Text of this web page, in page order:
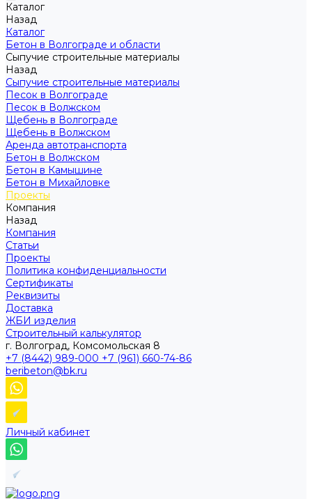
Каталог
Назад
Каталог
Бетон в Волгограде и области
Сыпучие строительные материалы
Назад
Сыпучие строительные материалы
Песок в Волгограде
Песок в Волжском
Щебень в Волгограде
Щебень в Волжском
Аренда автотранспорта
Бетон в Волжском
Бетон в Камышине
Бетон в Михайловке
Проекты
Компания
Назад
Компания
Статьи
Проекты
Политика конфиденциальности
Сертификаты
Реквизиты
Доставка
ЖБИ изделия
Строительный калькулятор
г. Волгоград, Комсомольская 8
+7 (8442) 989-000 +7 (961) 660-74-86
beribeton@bk.ru
Личный кабинет